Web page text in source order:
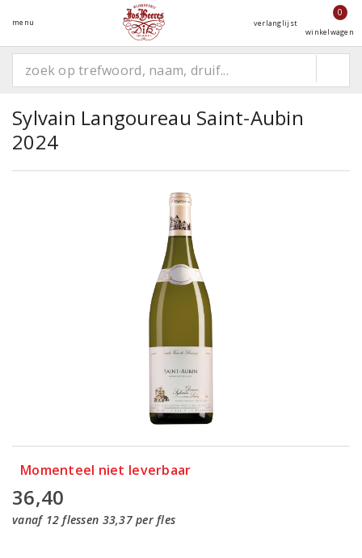
menu verlanglijst
0
winkelwagen
Sylvain Langoureau Saint-Aubin
2024
Momenteel niet leverbaar
36,40
vanaf 12 flessen 33,37 per fles